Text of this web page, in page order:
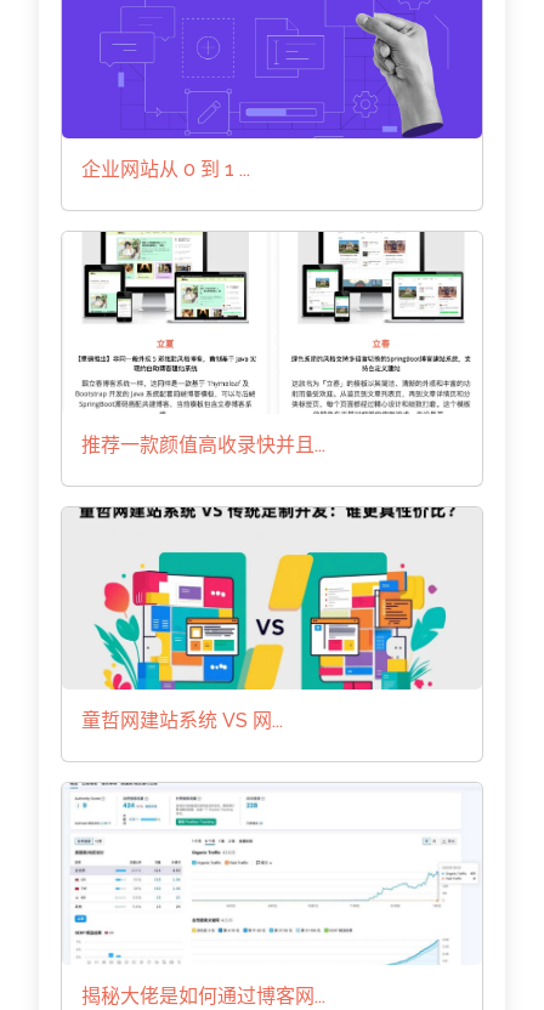
企业网站从 0 到 1 ...
推荐一款颜值高收录快并且...
童哲网建站系统 VS 网...
揭秘大佬是如何通过博客网...